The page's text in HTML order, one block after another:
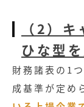
（2）
ひな型
財務諸表の1
成基準が定め